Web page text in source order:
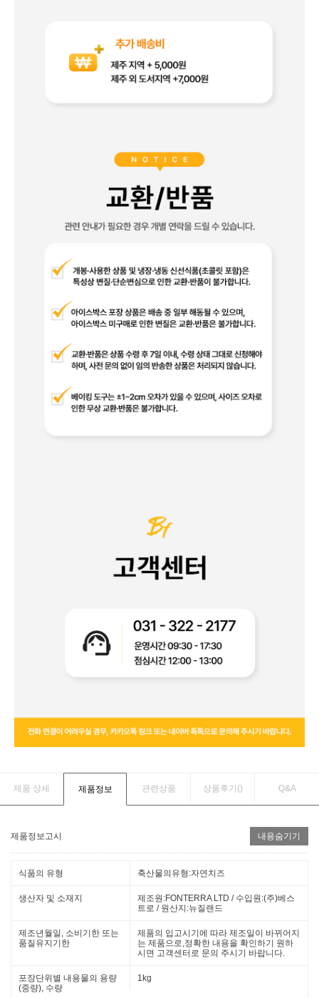
제품 상세 제품정보 관련상품 상품후기() Q&A
제품정보고시 내용숨기기
식품의 유형 축산물의유형:자연치즈
생산자 및 소재지
제조원:FONTERRA LTD / 수입원:(주)베스
트로 / 원산지:뉴질랜드
제조년월일, 소비기한 또는
품질유지기한
제품의 입고시기에 따라 제조일이 바뀌어지
는 제품으로,정확한 내용을 확인하기 원하
시면 고객센터로 문의 주시기 바랍니다.
포장단위별 내용물의 용량
(중량), 수량
1kg